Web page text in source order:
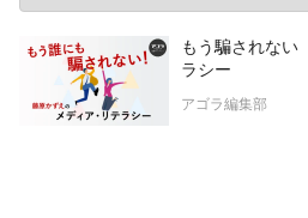
もう騙されな
ラシー
アゴラ編集部